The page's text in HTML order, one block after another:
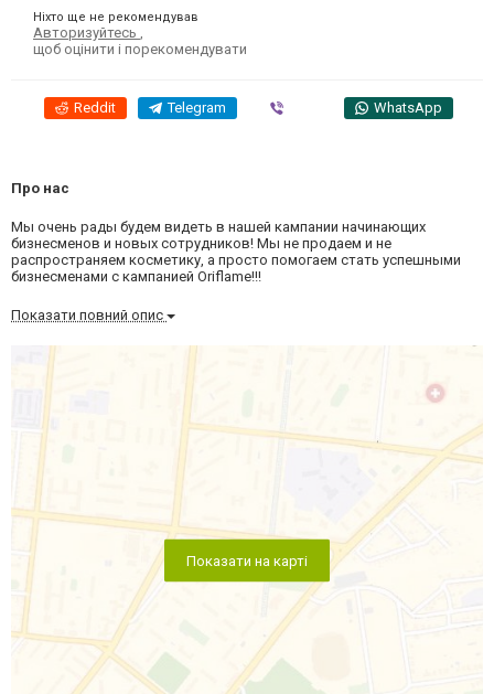
Ніхто ще не рекомендував
Авторизуйтесь
щоб оцінити і порекомендувати
Reddit Telegram WhatsApp
Про нас
Мы очень рады будем видеть в нашей кампании начинающих
бизнесменов и новых сотрудников! Мы не продаем и не
распространяем косметику, а просто помогаем стать успешными
бизнесменами с кампанией Oriflame!!!
Показати повний опис
Показати на карті